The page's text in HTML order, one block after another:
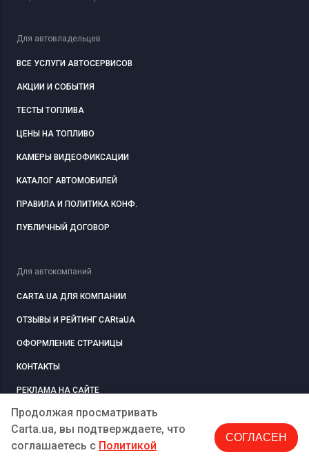
Продолжая просматривать
Carta.ua, вы подтверждаете, что
соглашаетесь c Политикой
СОГЛАСЕН
Для автовладельцев
ВСЕ УСЛУГИ АВТОСЕРВИСОВ
АКЦИИ И СОБЫТИЯ
ТЕСТЫ ТОПЛИВА
ЦЕНЫ НА ТОПЛИВО
КАМЕРЫ ВИДЕОФИКСАЦИИ
КАТАЛОГ АВТОМОБИЛЕЙ
ПРАВИЛА И ПОЛИТИКА КОНФ.
ПУБЛИЧНЫЙ ДОГОВОР
Для автокомпаний
CARTA.UA ДЛЯ КОМПАНИИ
ОТЗЫВЫ И РЕЙТИНГ CARtaUA
ОФОРМЛЕНИЕ СТРАНИЦЫ
КОНТАКТЫ
РЕКЛАМА НА САЙТЕ
РЕГИСТРАЦИЯ КОМПАНИЮ